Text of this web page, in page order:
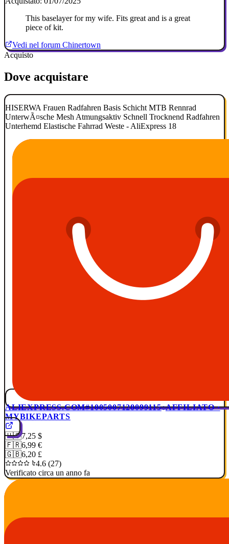
This baselayer for my wife. Fits great and is a great
piece of kit.
Vedi nel forum Chinertown
Acquisto
Dove acquistare
HISERWA Frauen Radfahren Basis Schicht MTB Rennrad
UnterwÃ¤sche Mesh Atmungsaktiv Schnell Trocknend Radfahren
Unterhemd Elastische Fahrrad Weste - AliExpress 18
ALIEXPRESS.COM#1005007128099115 AFFILIATO ·
MYBIKEPARTS
🇺🇸7,25 $
🇫🇷6,99 €
🇬🇧6,20 £
4.6 (27)
Verificato circa un anno fa